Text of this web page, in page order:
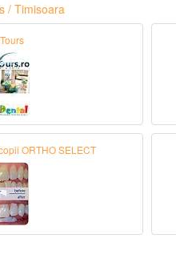
/ Timisoara
ORTHO SELECT